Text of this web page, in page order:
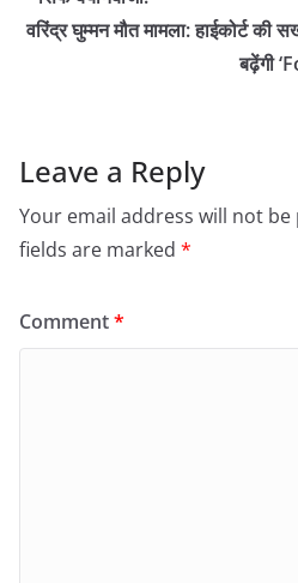
वरिंद्र घुम्मन मौत मामला: हाईकोर्ट की
बढ़ेंगी
Leave a Reply
Your email address will not be
fields are marked *
Comment*